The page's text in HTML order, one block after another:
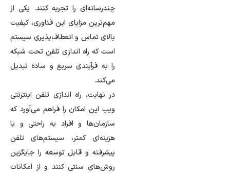
چندرسانه‌ای را تجربه کنند. یکی از
مهم‌ترین مزایای این فناوری، کیفیت
بالای تماس و انعطاف‌پذیری سیستم
است که راه اندازی تلفن تحت شبکه
را به فرآیندی سریع و ساده تبدیل
می‌کند.
در نهایت، راه اندازی تلفن اینترنتی
ویپ این امکان را فراهم می‌آورد که
سازمان‌ها و افراد به راحتی و با
هزینه‌ای کمتر، سیستم‌های تلفن
پیشرفته و قابل توسعه را جایگزین
روش‌های سنتی کنند و از امکانات